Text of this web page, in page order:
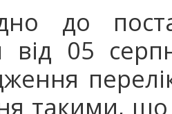
до
від 05
такими, що